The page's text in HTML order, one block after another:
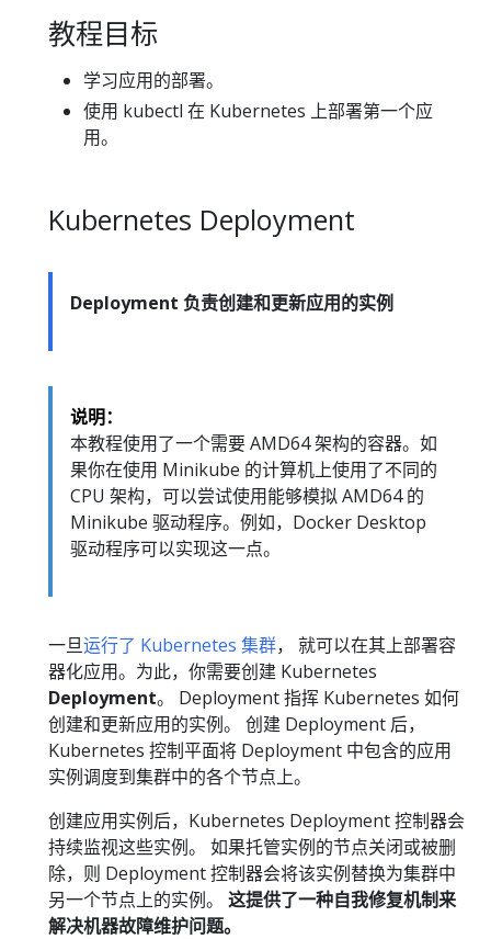
教程目标
学习应用的部署。
使用 kubectl 在 Kubernetes 上部署第一个应
用。
Kubernetes Deployment
Deployment 负责创建和更新应用的实例
说明：
本教程使用了一个需要 AMD64 架构的容器。如
果你在使用 Minikube 的计算机上使用了不同的
CPU 架构，可以尝试使用能够模拟 AMD64 的
Minikube 驱动程序。例如，Docker Desktop
驱动程序可以实现这一点。
一旦运行了 Kubernetes 集群， 就可以在其上部署容
器化应用。为此，你需要创建 Kubernetes
Deployment。 Deployment 指挥 Kubernetes 如何
创建和更新应用的实例。 创建 Deployment 后，
Kubernetes 控制平面将 Deployment 中包含的应用
实例调度到集群中的各个节点上。
创建应用实例后，Kubernetes Deployment 控制器会
持续监视这些实例。 如果托管实例的节点关闭或被删
除，则 Deployment 控制器会将该实例替换为集群中
另一个节点上的实例。 这提供了一种自我修复机制来
解决机器故障维护问题。